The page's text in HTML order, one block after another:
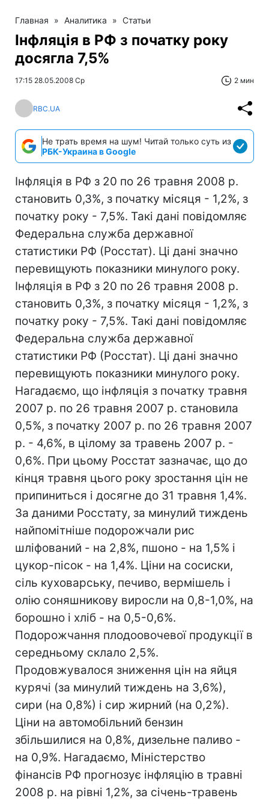
Главная » Аналитика » Статьи
Інфляція в РФ з початку року
досягла 7,5%
17:15 28.05.2008 Ср 2 мин
RBC.UA
Не трать время на шум! Читай только суть из
РБК-Украина в Google
Інфляція в РФ з 20 по 26 травня 2008 р.
становить 0,3%, з початку місяця - 1,2%, з
початку року - 7,5%. Такі дані повідомляє
Федеральна служба державної
статистики РФ (Росстат). Ці дані значно
перевищують показники минулого року.
Інфляція в РФ з 20 по 26 травня 2008 р.
становить 0,3%, з початку місяця - 1,2%, з
початку року - 7,5%. Такі дані повідомляє
Федеральна служба державної
статистики РФ (Росстат). Ці дані значно
перевищують показники минулого року.
Нагадаємо, що інфляція з початку травня
2007 р. по 26 травня 2007 р. становила
0,5%, з початку 2007 р. по 26 травня 2007
р. - 4,6%, в цілому за травень 2007 р. -
0,6%. При цьому Росстат зазначає, що до
кінця травня цього року зростання цін не
припиниться і досягне до 31 травня 1,4%.
За даними Росстату, за минулий тиждень
найпомітніше подорожчали рис
шліфований - на 2,8%, пшоно - на 1,5% і
цукор-пісок - на 1,4%. Ціни на сосиски,
сіль куховарську, печиво, вермішель і
олію соняшникову виросли на 0,8-1,0%, на
борошно і хліб - на 0,5-0,6%.
Подорожчання плодоовочевої продукції в
середньому склало 2,5%.
Продовжувалося зниження цін на яйця
курячі (за минулий тиждень на 3,6%),
сири (на 0,8%) і сир жирний (на 0,2%).
Ціни на автомобільний бензин
збільшилися на 0,8%, дизельне паливо -
на 0,9%. Нагадаємо, Міністерство
фінансів РФ прогнозує інфляцію в травні
2008 р. на рівні 1,2%, за січень-травень